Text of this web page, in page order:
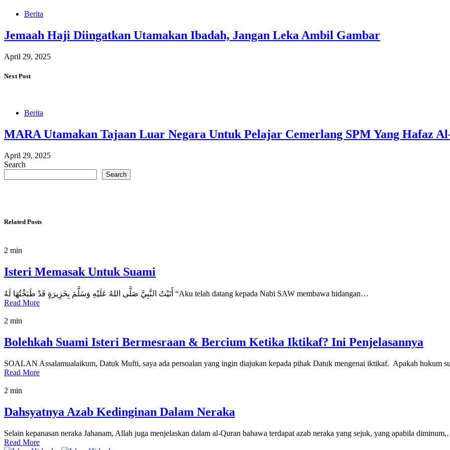
Berita
Jemaah Haji Diingatkan Utamakan Ibadah, Jangan Leka Ambil Gambar
April 29, 2025
Next Post
Berita
MARA Utamakan Tajaan Luar Negara Untuk Pelajar Cemerlang SPM Yang Hafaz
April 29, 2025
Search
Search
Related Posts
2 min
Isteri Memasak Untuk Suami
أَتَيْتُ النَّبِيَّ صَلَّى اللهُ عَلَيْهِ وَسَلَّمَ بِخَزِيرَةٍ قَدْ طَبَخْتُهَا لَهُ “Aku telah datang kepada Nabi SAW membawa hidangan…
Read More
2 min
Bolehkah Suami Isteri Bermesraan & Bercium Ketika Iktikaf? Ini Penjelasannya
SOALAN Assalamualaikum, Datuk Mufti, saya ada persoalan yang ingin diajukan kepada pihak Datuk mengenai iktikaf. Apakah hukum
Read More
2 min
Dahsyatnya Azab Kedinginan Dalam Neraka
Selain kepanasan neraka Jahanam, Allah juga menjelaskan dalam al-Quran bahawa terdapat azab neraka yang sejuk, yang apabila
Read More